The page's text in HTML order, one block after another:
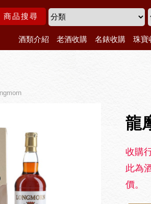
商品搜尋
酒類介紹 老酒收購 名錶收購 珠寶
龍
收購
此為
價。